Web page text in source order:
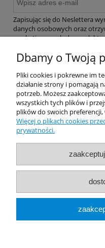
Zapisując się do Neslettera
danych osobowych oraz
marketingowych drogą
Dbamy o Twoją
Pliki cookies i pokrewne im
działanie strony i pomagają
potrzeb. Możesz
wszystkich tych plików i
plików do swoich
Więcej o plikach cookies
prywatności.